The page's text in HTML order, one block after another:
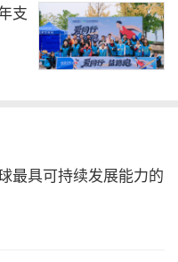
支
最具可持续发展能力的